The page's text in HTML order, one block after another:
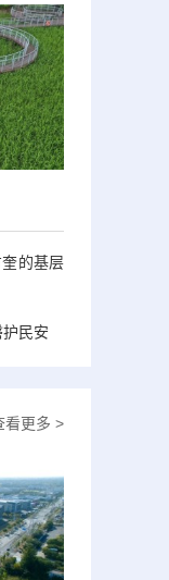
的基层
民安
看更多 >